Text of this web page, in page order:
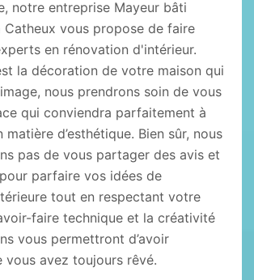
notre entreprise Mayeur bâti
Catheux vous propose de faire
en rénovation d'intérieur.
la décoration de votre maison qui
nous prendrons soin de vous
qui conviendra parfaitement à
d’esthétique. Bien sûr, nous
pas de vous partager des avis et
parfaire vos idées de
tout en respectant votre
faire technique et la créativité
vous permettront d’avoir
vous avez toujours rêvé.